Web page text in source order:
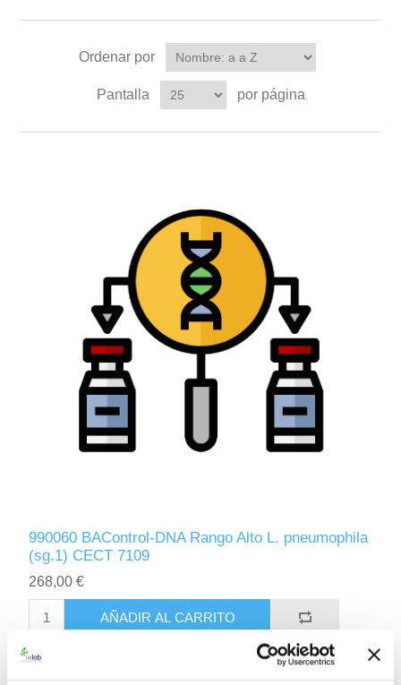
Ordenar por
Pantalla por página
990060 BAControl-DNA Rango Alto L. pneumophila
(sg.1) CECT 7109
268,00 €
AÑADIR AL CARRITO